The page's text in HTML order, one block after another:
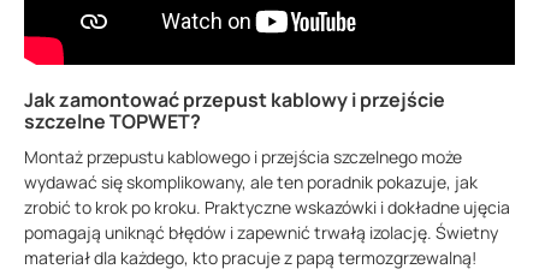
Jak zamontować przepust kablowy i przejście
szczelne TOPWET?
Montaż przepustu kablowego i przejścia szczelnego może
wydawać się skomplikowany, ale ten poradnik pokazuje, jak
zrobić to krok po kroku. Praktyczne wskazówki i dokładne ujęcia
pomagają uniknąć błędów i zapewnić trwałą izolację. Świetny
materiał dla każdego, kto pracuje z papą termozgrzewalną!